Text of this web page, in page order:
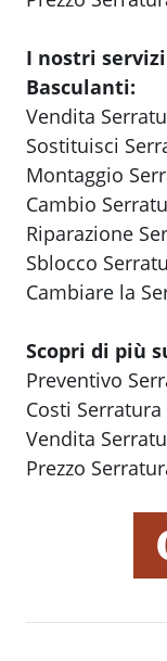
I nostri
Basculanti:
Vendita
Sostituisci
Montaggio
Cambio
Riparazione
Sblocco
Cambiare la
Scopri di più
Preventivo
Costi
Vendita
Prezzo